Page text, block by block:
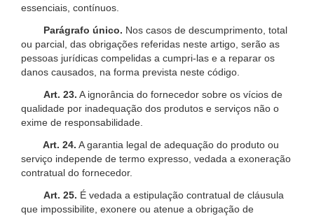
essenciais, contínuos.
Parágrafo único. Nos casos de descumprimento, total
ou parcial, das obrigações referidas neste artigo, serão as
pessoas jurídicas compelidas a cumpri-las e a reparar os
danos causados, na forma prevista neste código.
Art. 23. A ignorância do fornecedor sobre os vícios de
qualidade por inadequação dos produtos e serviços não o
exime de responsabilidade.
Art. 24. A garantia legal de adequação do produto ou
serviço independe de termo expresso, vedada a exoneração
contratual do fornecedor.
Art. 25. É vedada a estipulação contratual de cláusula
que impossibilite, exonere ou atenue a obrigação de